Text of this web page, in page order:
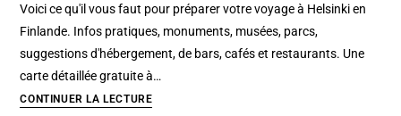
2026
insolite
Voici ce qu'il vous faut pour préparer votre voyage à Helsinki en
Finlande. Infos pratiques, monuments, musées, parcs,
suggestions d'hébergement, de bars, cafés et restaurants. Une
carte détaillée gratuite à…
CONTINUER LA LECTUREVisiter